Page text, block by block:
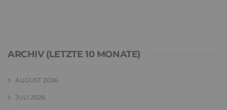
ARCHIV (LETZTE 10 MONATE)
AUGUST 2026
JULI 2026